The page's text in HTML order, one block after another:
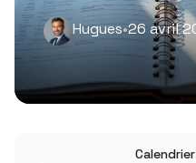
Hugues•26 avril